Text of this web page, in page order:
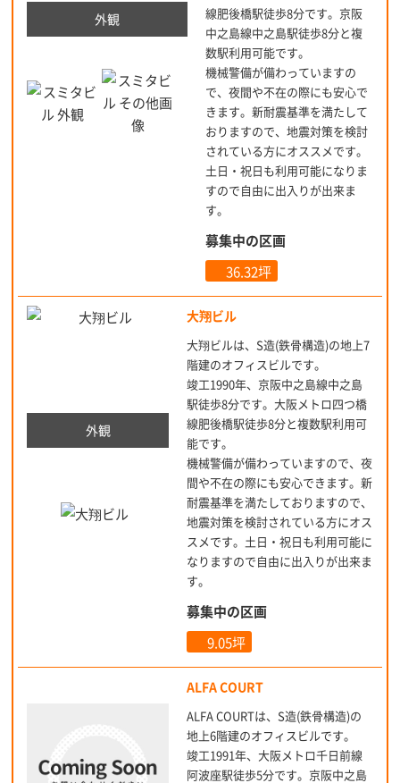
外観
線肥後橋駅徒歩8分です。京阪
中之島線中之島駅徒歩8分と複
数駅利用可能です。
機械警備が備わっていますの
で、夜間や不在の際にも安心で
きます。新耐震基準を満たして
おりますので、地震対策を検討
されている方にオススメです。
土日・祝日も利用可能になりま
すので自由に出入りが出来ま
す。
募集中の区画
36.32坪
外観
大翔ビル
大翔ビルは、S造(鉄骨構造)の地上7
階建のオフィスビルです。
竣工1990年、京阪中之島線中之島
駅徒歩8分です。大阪メトロ四つ橋
線肥後橋駅徒歩8分と複数駅利用可
能です。
機械警備が備わっていますので、夜
間や不在の際にも安心できます。新
耐震基準を満たしておりますので、
地震対策を検討されている方にオス
スメです。土日・祝日も利用可能に
なりますので自由に出入りが出来ま
す。
募集中の区画
9.05坪
ALFA COURT
ALFA COURTは、S造(鉄骨構造)の
地上6階建のオフィスビルです。
竣工1991年、大阪メトロ千日前線
阿波座駅徒歩5分です。京阪中之島